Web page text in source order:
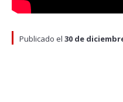
Publicado el 30 de